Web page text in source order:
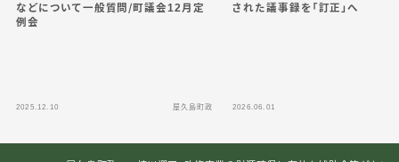
などについて一般質 問 ／ 町議会12月定
例会
2025.12.10 屋久島町政
された議事録を「訂正」へ
2026.06.01